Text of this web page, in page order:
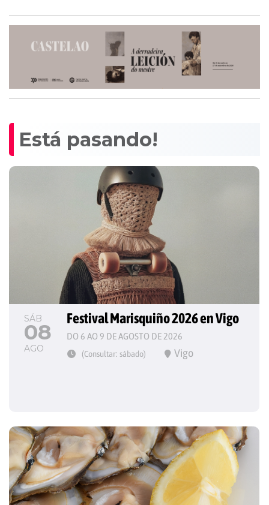
Está pasando!
SÁB
08
AGO
Festival Marisquiño 2026 en Vigo
DO 6 AO 9 DE AGOSTO DE 2026
(Consultar: sábado) Vigo